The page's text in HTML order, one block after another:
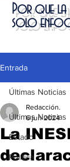
Por que la
solo
Entrada
Últimas Noticias
Estado
Política
Últimas Noticias
La
Redacción.
6 jun 2024